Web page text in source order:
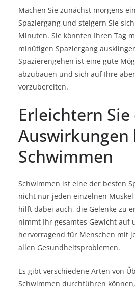
Machen Sie zunächst morgens
Spaziergang und steigern Sie
Minuten. Sie könnten Ihren Tag
minütigen Spaziergang
Spazierengehen ist eine gute
abzubauen und sich auf Ihre
vorzubereiten.
Erleichtern Sie
Auswirkungen
Schwimmen
Schwimmen ist eine der besten
nicht nur jeden einzelnen
hilft dabei auch, die Gelenke zu
nimmt Ihr gesamtes Gewicht auf
hervorragend für Menschen mit
allen Gesundheitsproblemen.
Es gibt verschiedene Arten von
Schwimmen durchführen